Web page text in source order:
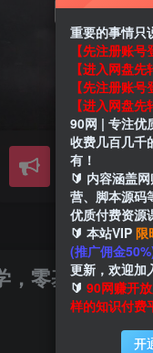
项目 剪辑
会员交流 群聊
研
零基础也能
重要的事情只
【先注册账
【进入网盘先
【先注册账
【进入网盘先
90网 | 专注优
收费几百几千
有！
🔰 内容涵盖
营、脚本源码
优质付费资源
🔰 本站VIP 限
(推广佣金
更新，欢迎加
🔰 90网赚开
样的知识付费
开